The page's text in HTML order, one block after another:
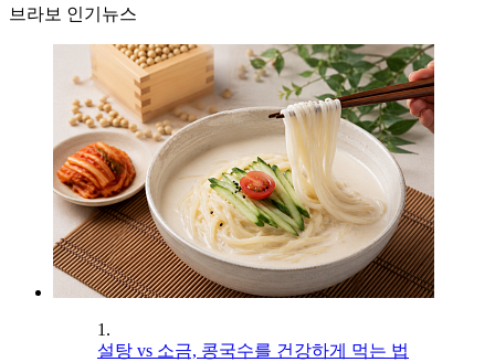
브라보 인기뉴스
1.
설탕 vs 소금, 콩국수를 건강하게 먹는 법